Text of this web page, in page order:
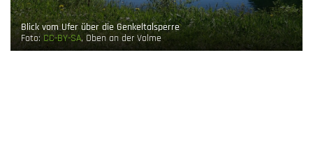
Blick vom Ufer über die Genkeltalsperre
Foto: CC-BY-SA, Oben an der Volme